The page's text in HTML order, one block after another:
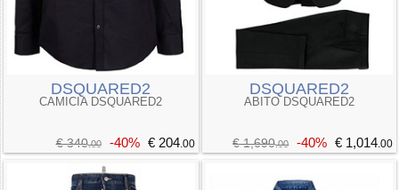
DSQUARED2
CAMICIA DSQUARED2
€ 340.00 -40% € 204.00
DSQUARED2
ABITO DSQUARED2
€ 1,690.00 -40% € 1,014.00